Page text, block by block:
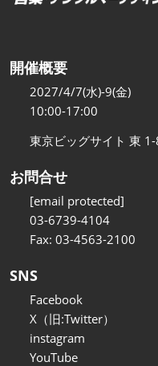
開催概要
2027/4/7(水)-9(金)
10:00-17:00
東京ビッグサイト 東
お問合せ
[email protected]
03-6739-4104
Fax: 03-4563-2100
SNS
Facebook
X（旧:Twitter）
instagram
YouTube